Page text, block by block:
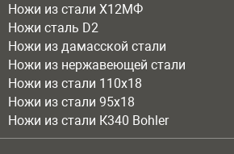
Ножи из стали Х12МФ
Ножи сталь D2
Ножи из дамасской стали
Ножи из нержавеющей стали
Ножи из стали 110х18
Ножи из стали 95х18
Ножи из стали К340 Bohler